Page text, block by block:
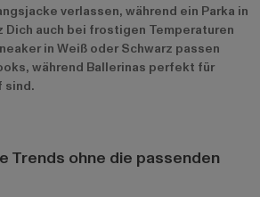
verlassen, während ein Parka in
Dich auch bei frostigen Temperaturen
in Weiß oder Schwarz passen
während Ballerinas perfekt für
sind.
Trends ohne die passenden